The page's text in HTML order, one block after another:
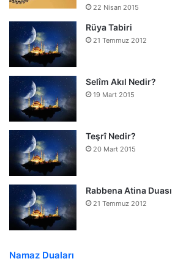
22 Nisan 2015
Rüya Tabiri
21 Temmuz 2012
Selîm Akıl Nedir?
19 Mart 2015
Teşrî Nedir?
20 Mart 2015
Rabbena Atina Duası
21 Temmuz 2012
Namaz Duaları